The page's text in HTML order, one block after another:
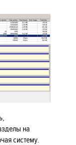
на
систему.